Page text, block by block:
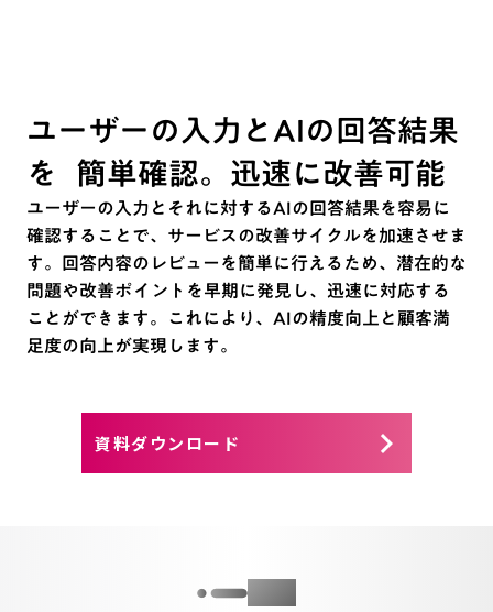
ユーザーの入力とAIの回答結果
を 簡単確認。迅速に改善可能
ユーザーの入力とそれに対するAIの回答結果を容易に
確認することで、サービスの改善サイクルを加速させま
す。回答内容のレビューを簡単に行えるため、潜在的な
問題や改善ポイントを早期に発見し、迅速に対応する
ことができます。これにより、AIの精度向上と顧客満
足度の向上が実現します。
資料ダウンロード keyboard_arrow_right
Case